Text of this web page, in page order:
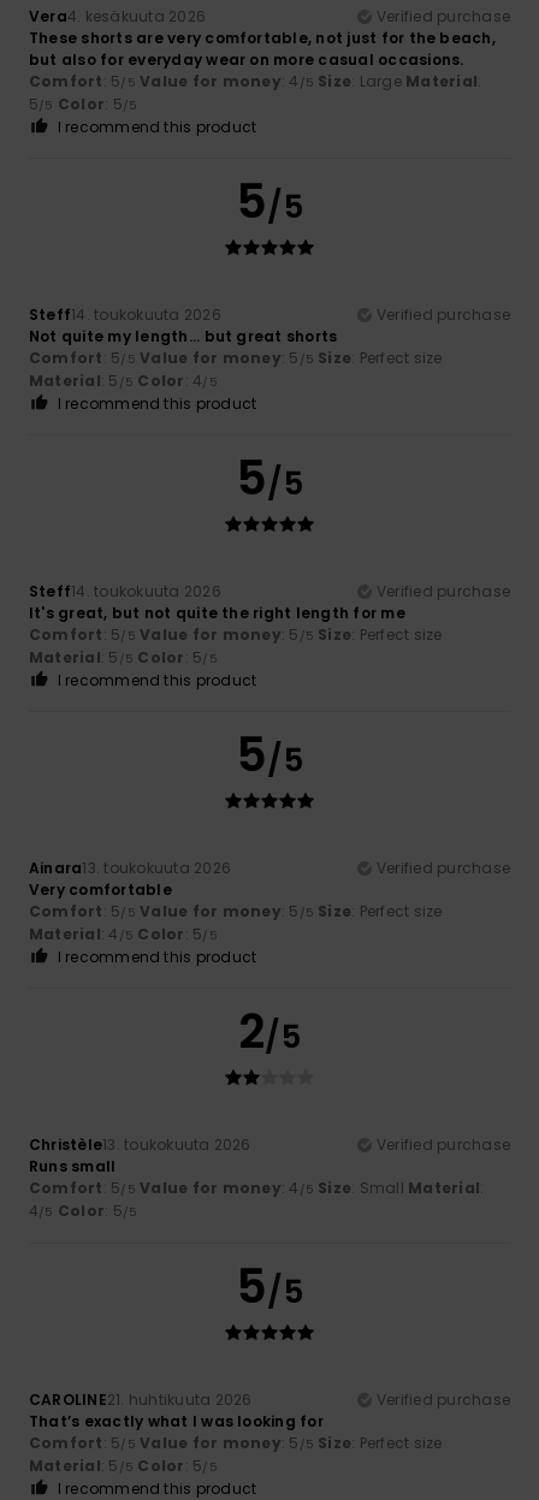
Vera4. kesäkuuta 2026
Verified purchase
These shorts are very comfortable, not just for the beach,
but also for everyday wear on more casual occasions.
Comfort: 5/5 Value for money: 4 /5 Size: Large Material:
5/5 Color: 5/5
I recommend this product
5/5
Steff14. toukokuuta 2026
Verified purchase
Not quite my length... but great shorts
Comfort: 5/5 Value for money: 5 /5 Size: Perfect size
Material: 5 /5 Color: 4/5
I recommend this product
5/5
Steff14. toukokuuta 2026
Verified purchase
It's great, but not quite the right length for me
Comfort: 5/5 Value for money: 5 /5 Size: Perfect size
Material: 5 /5 Color: 5/5
I recommend this product
5/5
Ainara13. toukokuuta 2026
Verified purchase
Very comfortable
Comfort: 5/5 Value for money: 5 /5 Size: Perfect size
Material: 4 /5 Color: 5/5
I recommend this product
2/5
Christèle13. toukokuuta 2026
Verified purchase
Runs small
Comfort: 5/5 Value for money: 4 /5 Size: Small Material:
4/5 Color: 5/5
5/5
CAROLINE21. huhtikuuta 2026
Verified purchase
That’s exactly what I was looking for
Comfort: 5/5 Value for money: 5 /5 Size: Perfect size
Material: 5 /5 Color: 5/5
I recommend this product